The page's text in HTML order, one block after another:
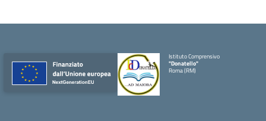
Istituto Comprensivo
"Donatello"
Roma (RM)